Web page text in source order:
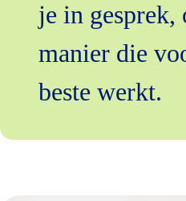
je in gesprek,
manier die
beste werkt.